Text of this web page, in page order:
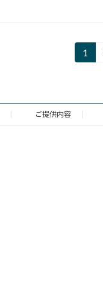
固
ジ
1
ご提供内容